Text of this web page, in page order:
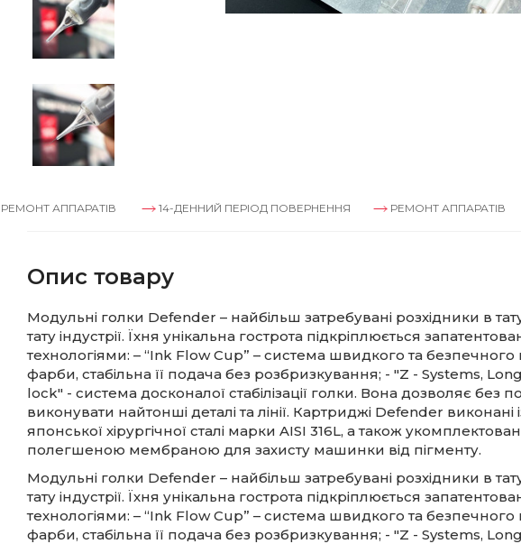
АППАРАТІВ 14-ДЕННИЙ ПЕРІОД ПОВЕРНЕННЯ РЕМОНТ АППАРАТІВ
Опис товару
Модульні голки Defender – найбільш затребувані розхідники в
тату індустрії. Їхня унікальна гострота підкріплюється
технологіями: – “Ink Flow Cup” – система швидкого та безпечного
фарби, стабільна її подача без розбризкування; - "Z - Systems,
lock" - система досконалої стабілізації голки. Вона дозволяє без
виконувати найтонші деталі та лінії. Картриджі Defender виконані
японської хірургічної сталі марки AISI 316L, а також
полегшеною мембраною для захисту машинки від пігменту.
Модульні голки Defender – найбільш затребувані розхідники в
тату індустрії. Їхня унікальна гострота підкріплюється
технологіями: – “Ink Flow Cup” – система швидкого та безпечного
фарби, стабільна її подача без розбризкування; - "Z - Systems,